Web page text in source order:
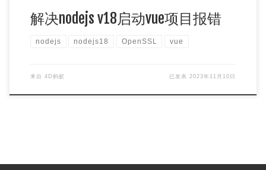
解决nodejs v18启动vue项目报错
nodejs nodejs18 OpenSSL vue
来自 4D蚂蚁 已发表 2023年11月10日